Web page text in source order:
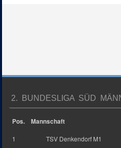
2. BUNDESLIGA SÜD
Pos. Mannschaft
1 TSV Denkendorf M1